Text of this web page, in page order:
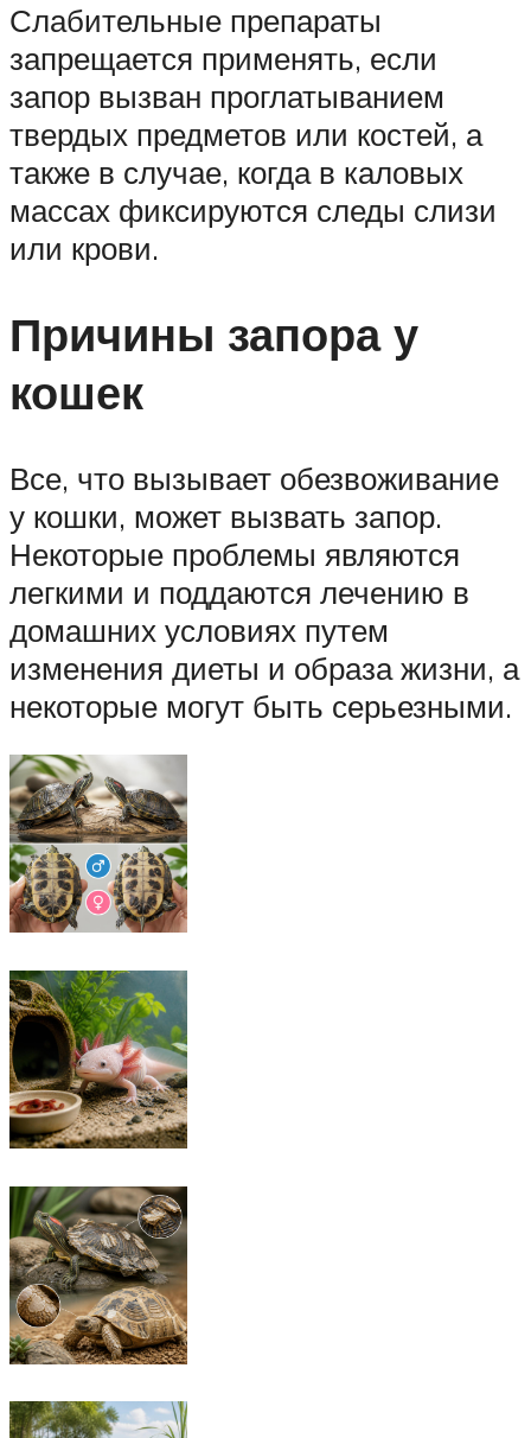
Слабительные препараты
запрещается применять, если
запор вызван проглатыванием
твердых предметов или костей, а
также в случае, когда в каловых
массах фиксируются следы слизи
или крови.
Причины запора у
кошек
Все, что вызывает обезвоживание
у кошки, может вызвать запор.
Некоторые проблемы являются
легкими и поддаются лечению в
домашних условиях путем
изменения диеты и образа жизни, а
некоторые могут быть серьезными.